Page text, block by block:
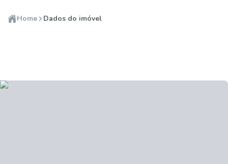
Home Dados do imóvel